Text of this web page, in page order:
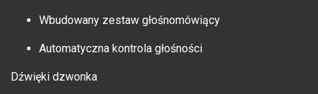
Wbudowany zestaw głośnomówiący
Automatyczna kontrola głośności
Dźwięki dzwonka